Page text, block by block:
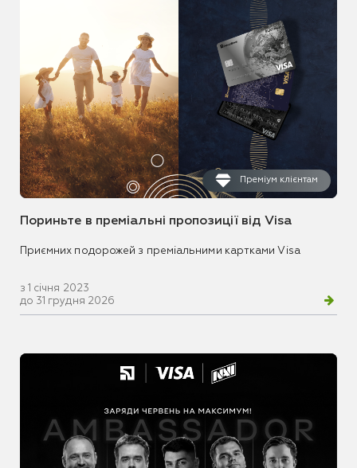
Преміум клієнтам
Пориньте в преміальні пропозиції від Visa
Приємних подорожей з преміальними картками Visa
з 1 січня 2023
до 31 грудня 2026